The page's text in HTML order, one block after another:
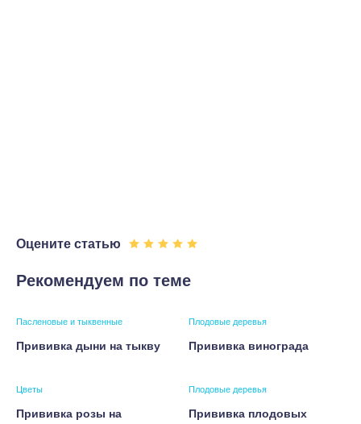
Оцените статью
Рекомендуем по теме
Пасленовые и тыквенные
Прививка дыни на тыкву
Плодовые деревья
Прививка винограда
Цветы
Прививка розы на
Плодовые деревья
Прививка плодовых